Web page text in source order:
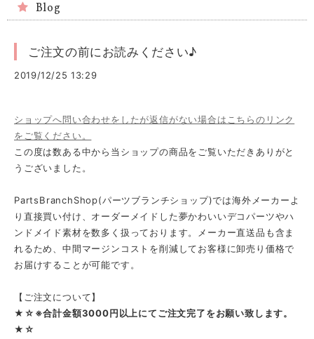
Blog
ご注文の前にお読みください♪
2019/12/25 13:29
ショップへ問い合わせをしたが返信がない場合はこちらのリンク
をご覧ください。
この度は数ある中から当ショップの商品をご覧いただきありがと
うございました。
PartsBranchShop(パーツブランチショップ)では海外メーカーよ
り直接買い付け、オーダーメイドした夢かわいいデコパーツやハ
ンドメイド素材を数多く扱っております。メーカー直送品も含ま
れるため、中間マージンコストを削減してお客様に卸売り価格で
お届けすることが可能です。
【ご注文について】
★☆※合計金額3000円以上にてご注文完了をお願い致します。
★☆